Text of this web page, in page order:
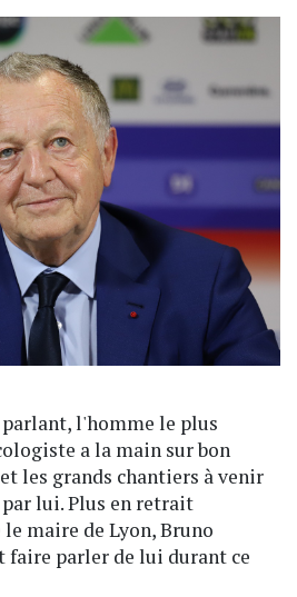
l'homme le plus
a la main sur bon
les grands chantiers à venir
lui. Plus en retrait
maire de Lyon, Bruno
faire parler de lui durant ce